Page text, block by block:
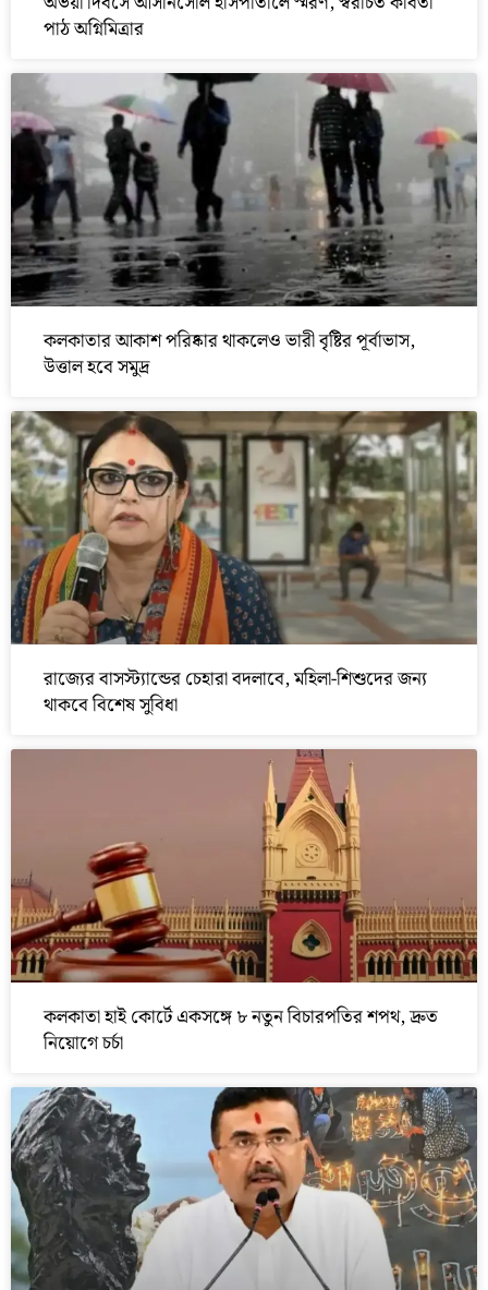
পাঠ অগ্নিমিত্রার
কলকাতার আকাশ পরিষ্কার থাকলেও ভারী বৃষ্টির পূর্বাভাস,
উত্তাল হবে সমুদ্র
রাজ্যের বাসস্ট্যান্ডের চেহারা বদলাবে, মহিলা-শিশুদের জন্য
থাকবে বিশেষ সুবিধা
কলকাতা হাই কোর্টে একসঙ্গে ৮ নতুন বিচারপতির শপথ, দ্রুত
নিয়োগে চর্চা